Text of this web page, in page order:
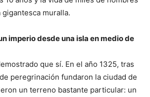
muralla.
imperio desde una isla en medio de
que sí. En el año 1325, tras
peregrinación fundaron la ciudad de
un terreno bastante particular: un